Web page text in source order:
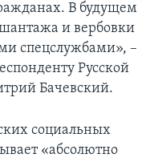
В будущем
шантажа и вербовки
спецслужбами», –
Русской
Бачевский.
социальных
«абсолютно